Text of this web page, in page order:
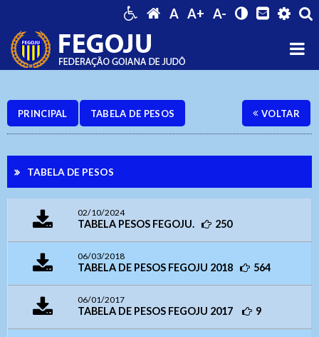
A A+ A-
PRINCIPAL TABELA DE PESOS VOLTAR
TABELA DE PESOS
02/10/2024
TABELA PESOS FEGOJU. 250
06/03/2018
TABELA DE PESOS FEGOJU 2018 564
06/01/2017
TABELA DE PESOS FEGOJU 2017 9
Acessibilidade
Contatos
Ouvidoria Geral
Webmail
Digite apenas o "usuário" sem @dominio!